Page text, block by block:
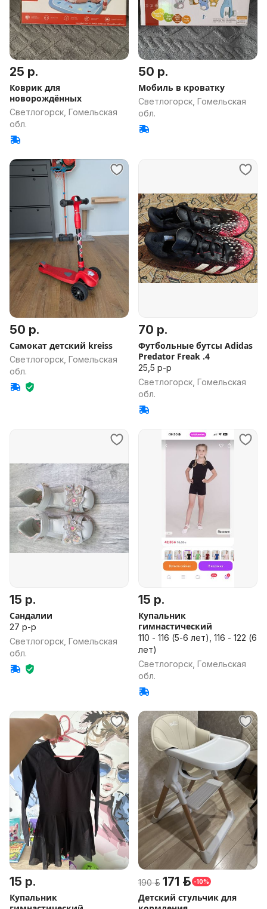
25 р.
Коврик для
новорождённых
Светлогорск, Гомельская
обл.
50 р.
Мобиль в кроватку
Светлогорск, Гомельская
обл.
50 р.
Самокат детский kreiss
Светлогорск, Гомельская
обл.
70 р.
Футбольные бутсы Adidas
Predator Freak .4
25,5 р-р
Светлогорск, Гомельская
обл.
15 р.
Сандалии
27 р-р
Светлогорск, Гомельская
обл.
15 р.
Купальник
гимнастический
110 - 116 (5-6 лет), 116 - 122 (6
лет)
Светлогорск, Гомельская
обл.
15 р.
Купальник
190 р. 171 р. -10%
Детский стульчик для